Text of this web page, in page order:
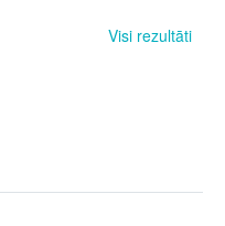
Visi rezultāti